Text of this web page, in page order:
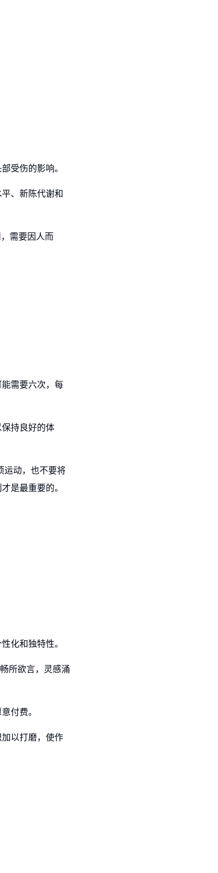
受伤的影响。
、新陈代谢和
需要因人而
需要六次，每
持良好的体
运动，也不要将
是最重要的。
化和独特性。
所欲言，灵感涌
付费。
以打磨，使作